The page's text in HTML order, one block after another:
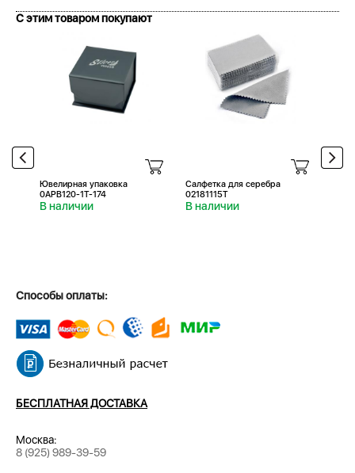
С этим товаром покупают
Ювелирная упаковка
0APB120-1T-174
В наличии
Салфетка для серебра
02181115T
В наличии
Способы оплаты:
БЕСПЛАТНАЯ ДОСТАВКА
Москва:
8 (925) 989-39-59